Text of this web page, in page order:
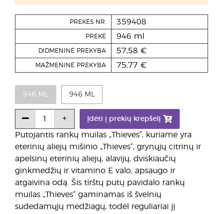
Putojantis rankų muilas „Thieves“, kuriame yra
eterinių aliejų mišinio „Thieves“, grynųjų citrinų ir
apelsinų eterinių aliejų, alavijų, dviskiaučių
ginkmedžių ir vitamino E valo, apsaugo ir
atgaivina odą. Šis tirštų putų pavidalo rankų
muilas „Thieves“ gaminamas iš švelnių
sudedamųjų medžiagų, todėl reguliariai jį
PREKĖS NR. 359408
PREKĖ 946 ml
DIDMENINĖ PREKYBA 57,58 €
MAŽMENINĖ PREKYBA 75,77 €
946 ML 946 ML
Įdėti į prekių krepšelį